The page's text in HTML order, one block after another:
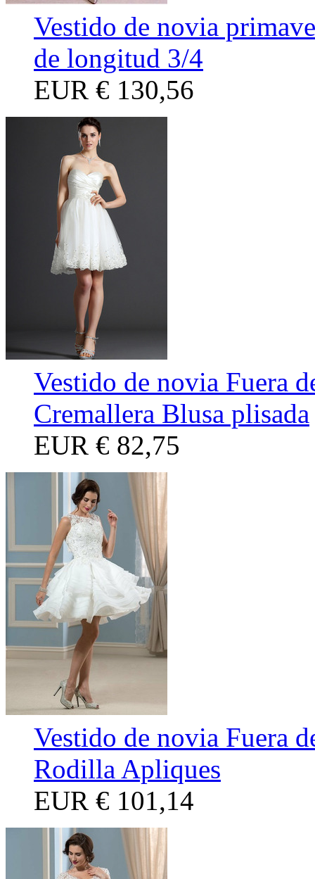
Vestido de novia
de longitud 3/4
EUR € 130,56
Vestido de novia Fuera
Cremallera Blusa plisada
EUR € 82,75
Vestido de novia Fuera
Rodilla Apliques
EUR € 101,14